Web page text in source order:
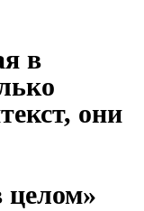
в
они
целом»